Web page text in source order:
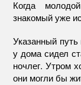
Когда
знакомый уже
Указанный путь
у дома сидел
ночлег. Утром
они могли бы